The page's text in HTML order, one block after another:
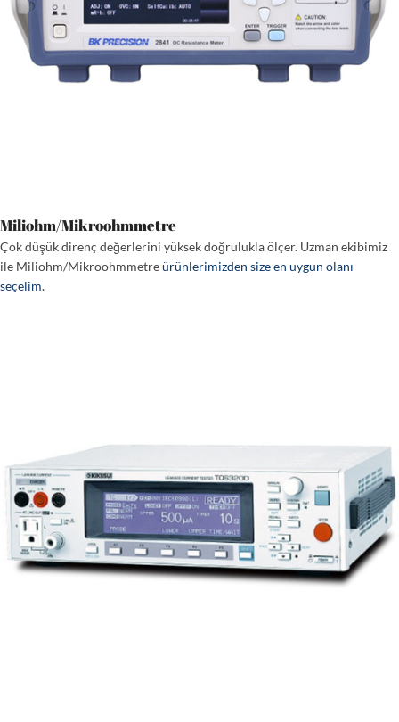
Miliohm/Mikroohmmetre
Çok düşük direnç değerlerini yüksek doğrulukla ölçer. Uzman ekibimiz
ile Miliohm/Mikroohmmetreürünlerimizden size en uygun olanı
seçelim.